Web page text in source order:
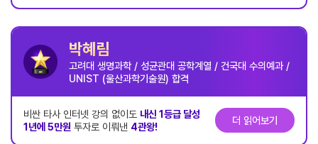
박혜림
고려대 생명과학 / 성균관대 공학계열 / 건국대 수의예과 /
UNIST (울산과학기술원) 합격
비싼 타사 인터넷 강의 없이도 내신 1등급 달성
1년에 5만원 투자로 이뤄낸 4관왕!
더 읽어보기